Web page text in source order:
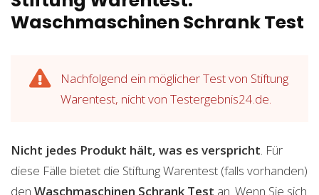
Waschmaschinen Schrank Test
Nachfolgend ein möglicher Test von Stiftung
Warentest, nicht von Testergebnis24.de.
Nicht jedes Produkt hält, was es verspricht. Für
diese Fälle bietet die Stiftung Warentest (falls vorhanden)
den Waschmaschinen Schrank Test an. Wenn Sie sich